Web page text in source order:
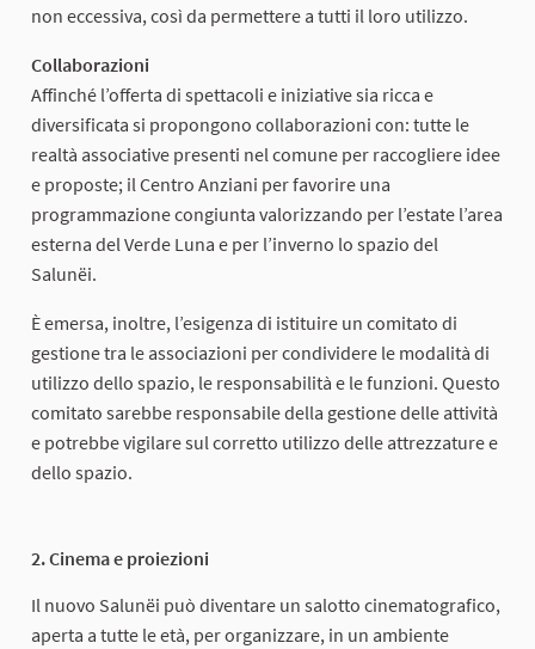
non eccessiva, così da permettere a tutti il loro utilizzo.
Collaborazioni
Affinché l’offerta di spettacoli e iniziative sia ricca e
diversificata si propongono collaborazioni con: tutte le
realtà associative presenti nel comune per raccogliere idee
e proposte; il Centro Anziani per favorire una
programmazione congiunta valorizzando per l’estate l’area
esterna del Verde Luna e per l’inverno lo spazio del
Salunëi.
È emersa, inoltre, l’esigenza di istituire un comitato di
gestione tra le associazioni per condividere le modalità di
utilizzo dello spazio, le responsabilità e le funzioni. Questo
comitato sarebbe responsabile della gestione delle attività
e potrebbe vigilare sul corretto utilizzo delle attrezzature e
dello spazio.
2. Cinema e proiezioni
Il nuovo Salunëi può diventare un salotto cinematografico,
aperta a tutte le età, per organizzare, in un ambiente